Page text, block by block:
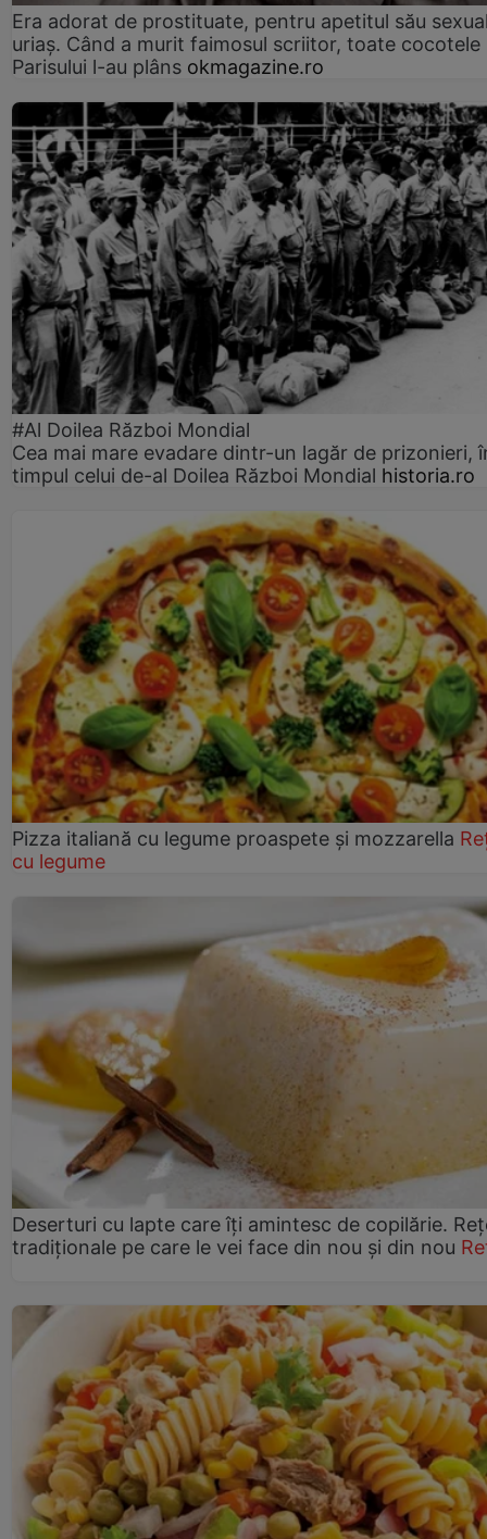
Era adorat de prostituate, pentru apetitul său
uriaș. Când a murit faimosul scriitor, toate cocotele
Parisului l-au plâns okmagazine.ro
#Al Doilea Război Mondial
Cea mai mare evadare dintr-un lagăr de prizonieri,
timpul celui de-al Doilea Război Mondial historia.ro
Pizza italiană cu legume proaspete și mozzarella
cu legume
Deserturi cu lapte care îți amintesc de copilărie.
tradiționale pe care le vei face din nou și din nou